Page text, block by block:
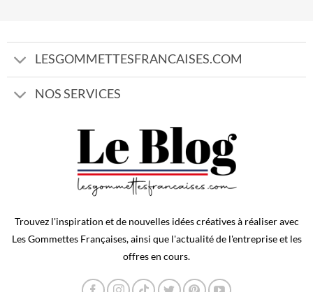
LESGOMMETTESFRANCAISES.COM
NOS SERVICES
Trouvez l'inspiration et de nouvelles idées créatives à réaliser avec
Les Gommettes Françaises, ainsi que l'actualité de l'entreprise et les
offres en cours.